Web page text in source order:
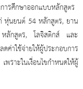
รศึกษาออกแบบหลักสูตร
หุ่นยนต์ 54 หลักสูตร, ยาน
กสูตร, โลจิสติกส์ และ
ใช้จ่ายให้ผู้ประกอบการ
ะในเงื่อนไขกำหนดให้ผู้